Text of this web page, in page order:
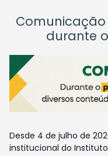
Comunicação
durante
Desde 4 de julho de
institucional do